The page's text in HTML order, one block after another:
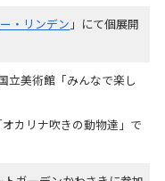
・リンデン 」にて個展開
立美術館「みんなで楽し
カリナ吹きの動物達」で